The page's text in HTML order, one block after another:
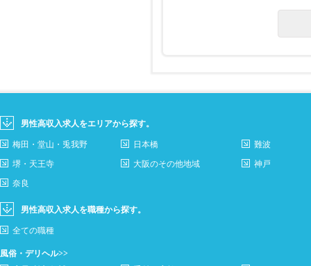
男性高収入求人をエリアから探す。
梅田・堂山・兎我野 日本橋
難波
堺・天王寺
大阪のその他地域
神戸
奈良
男性高収入求人を職種から探す。
全ての職種
風俗・デリヘル>>